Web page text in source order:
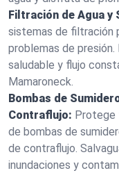
Filtración de Agua y
sistemas de filtración
problemas de
saludable y flujo
Mamaroneck.
Bombas de
Contraflujo: Protege
de bombas de
de contraflujo.
inundaciones y